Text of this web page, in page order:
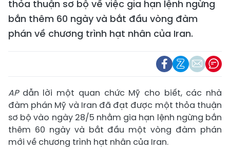
thỏa thuận sơ bộ về việc gia hạn lệnh ngừng
bắn thêm 60 ngày và bắt đầu vòng đàm
phán về chương trình hạt nhân của Iran.
AP dẫn lời một quan chức Mỹ cho biết, các nhà
đàm phán Mỹ và Iran đã đạt được một thỏa thuận
sơ bộ vào ngày 28/5 nhằm gia hạn lệnh ngừng bắn
thêm 60 ngày và bắt đầu một vòng đàm phán
mới về chương trình hạt nhân của Iran.